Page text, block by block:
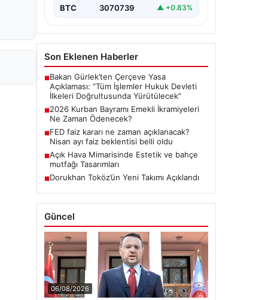
BTC 3070739 ▲ +0.83%
Son Eklenen Haberler
■Bakan Gürlek’ten Çerçeve Yasa
Açıklaması: “Tüm İşlemler Hukuk Devleti
İlkeleri Doğrultusunda Yürütülecek”
■2026 Kurban Bayramı Emekli İkramiyeleri
Ne Zaman Ödenecek?
■FED faiz kararı ne zaman açıklanacak?
Nisan ayı faiz beklentisi belli oldu
■Açık Hava Mimarisinde Estetik ve bahçe
mutfağı Tasarımları
■Dorukhan Toköz’ün Yeni Takımı Açıklandı
Güncel
06/08/2026